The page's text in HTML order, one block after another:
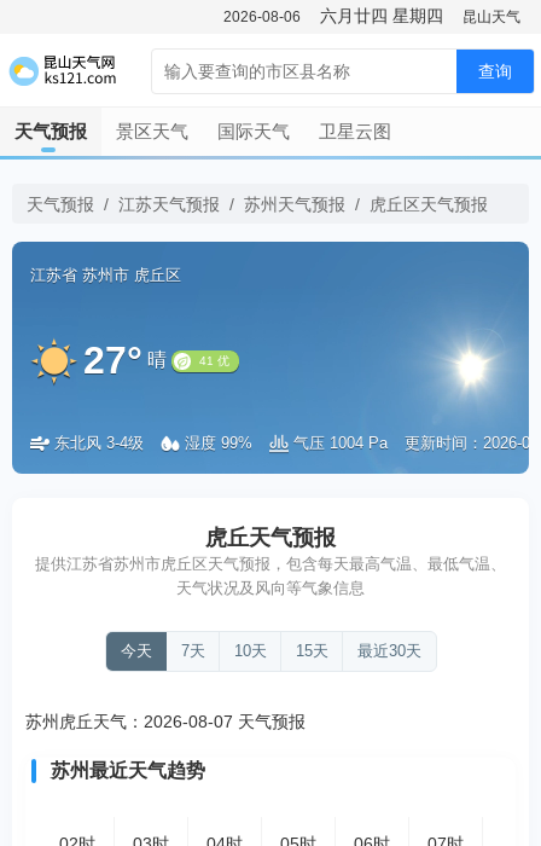
2026-08-06 六月廿四 星期四 昆山天气
查询
天气预报 景区天气 国际天气 卫星云图
天气预报 / 江苏天气预报 / 苏州天气预报 / 虎丘区天气预报
江苏省 苏州市 虎丘区
27° 晴
东北风 3-4级 湿度 99% 气压 1004 Pa 更新时间：2026-
虎丘天气预报
提供江苏省苏州市虎丘区天气预报，包含每天最高气温、最低气温、
天气状况及风向等气象信息
今天 7天 10天 15天 最近30天
苏州虎丘天气：2026-08-07 天气预报
苏州最近天气趋势